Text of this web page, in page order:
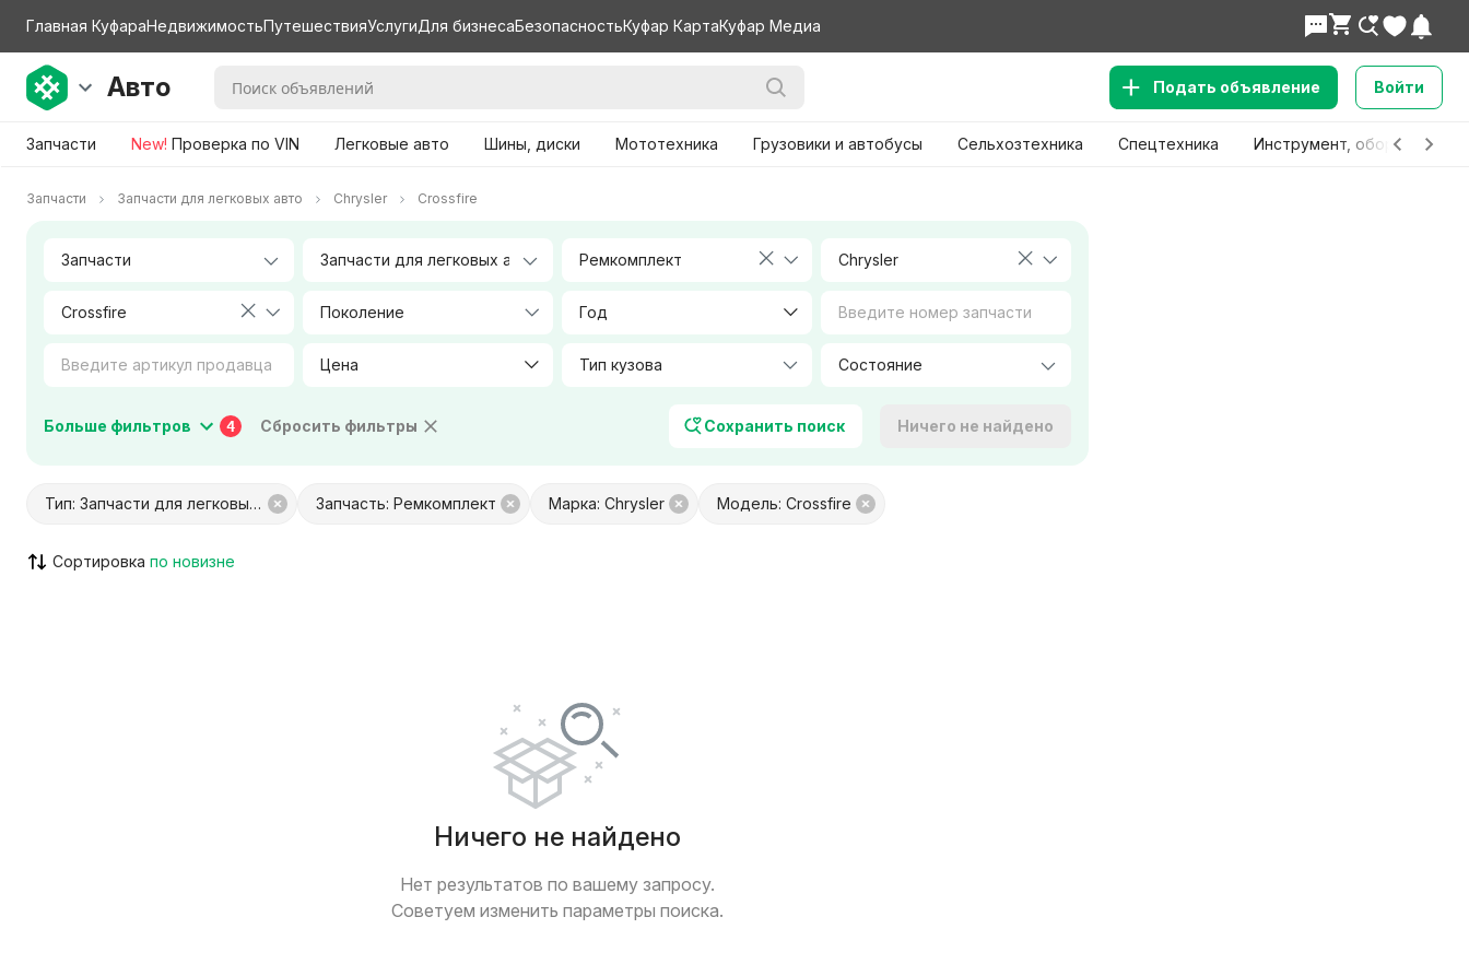
Главная КуфараНедвижимостьПутешествияУслугиДля бизнесаБезопасностьКуфар КартаКуфар Медиа
Авто Подать объявление Войти
Запчасти New! Проверка по VIN Легковые авто Шины, диски Мототехника Грузовики и автобусы Сельхозтехника Спецтехника Инструмент, оборудование
Запчасти Запчасти для легковых авто Chrysler Crossfire
Ремкомплект Chrysler
Crossfire Поколение Год
Цена Тип кузова
Коробка передач Тип двигателя
С Куфар Доставкой
Больше фильтров 4 Сбросить фильтры Сохранить поиск Ничего не найдено
Тип: Запчасти для легковых авто Запчасть: Ремкомплект Марка: Chrysler Модель: Crossfire
Сортировка
Ничего не найдено
Нет результатов по вашему запросу.
Советуем изменить параметры поиска.